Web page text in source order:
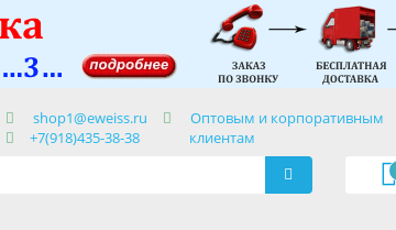
shop1@eweiss.ru
+7(918)435-38-38
Оптовым и корпоративным
клиентам